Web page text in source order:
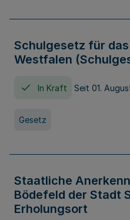
Schulgesetz für
Westfalen
In Kraft Seit 01.
Gesetz
Staatliche
Bödefeld der Stadt
Erholungsort